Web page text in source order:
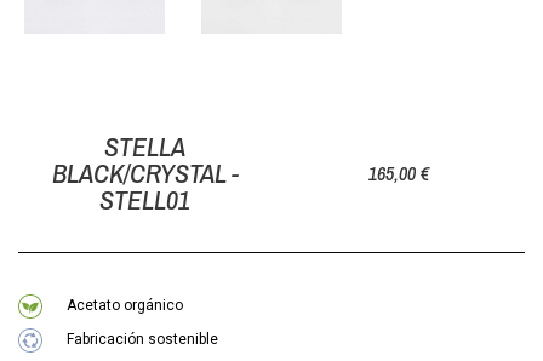
STELLA
BLACK/CRYSTAL -
STELL01
165,00 €
Acetato orgánico
Fabricación sostenible